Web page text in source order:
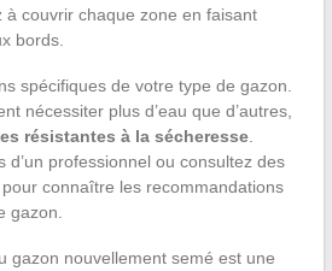
couvrir chaque zone en faisant
bords.
spécifiques de votre type de gazon.
nécessiter plus d’eau que d’autres,
résistantes à la sécheresse.
d’un professionnel ou consultez des
connaître les recommandations
gazon.
gazon nouvellement semé est une